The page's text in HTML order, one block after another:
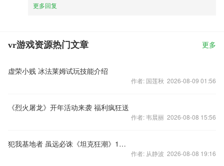
更多回复
vr游戏资源热门文章 更多
虚荣小贱 冰法莱姆试玩技能介绍
作者: 国莲秋 2026-08-09 01:56
《烈火屠龙》开年活动来袭 福利疯狂送
作者: 韦晨丽 2026-08-08 15:56
犯我基地者 虽远必诛《坦克狂潮》1月21日不删档开启
作者: 从静波 2026-08-08 19:16